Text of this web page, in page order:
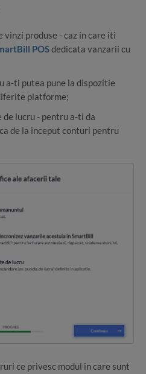
vinzi produse - caz in care iti
POSdedicata vanzarii cu
a-ti putea pune la dispozitie
platforme;
lucru - pentru a-ti da
de la inceput conturi pentru
ce privesc modul in care sunt